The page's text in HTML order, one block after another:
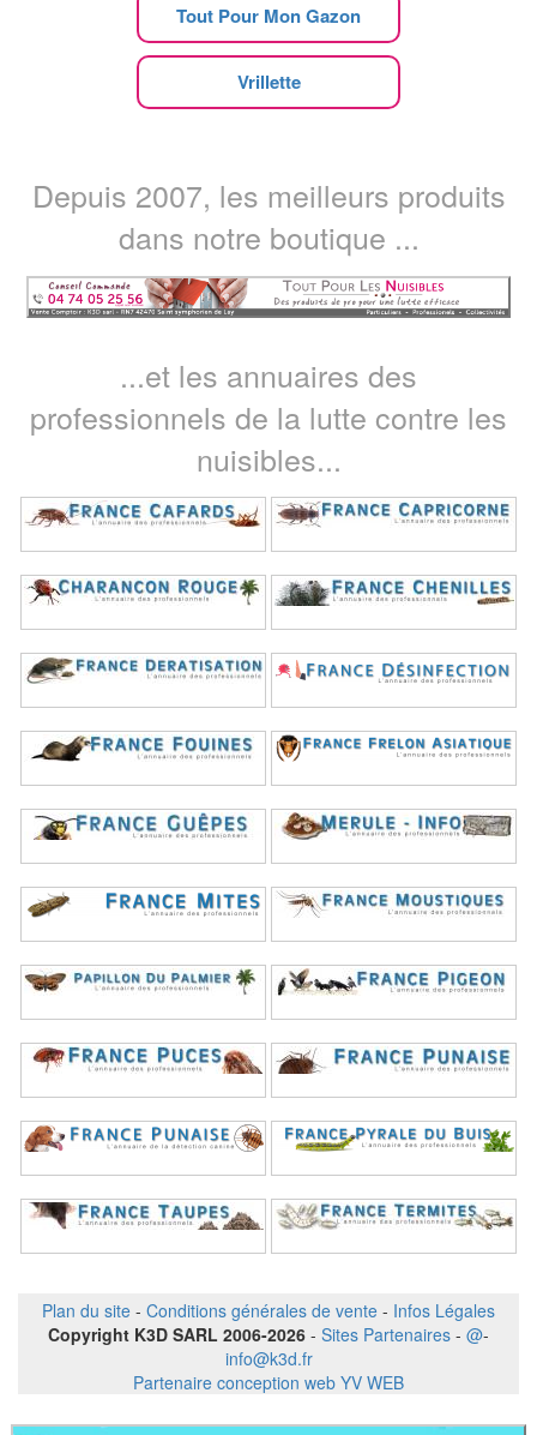
Tout Pour Mon Gazon
Vrillette
Depuis 2007, les meilleurs produits
dans notre boutique ...
...et les annuaires des
professionnels de la lutte contre les
nuisibles...
Plan du site - Conditions générales de vente - Infos Légales
Copyright K3D SARL 2006-2026 - Sites Partenaires - @-
info@k3d.fr
Partenaire conception web YV WEB